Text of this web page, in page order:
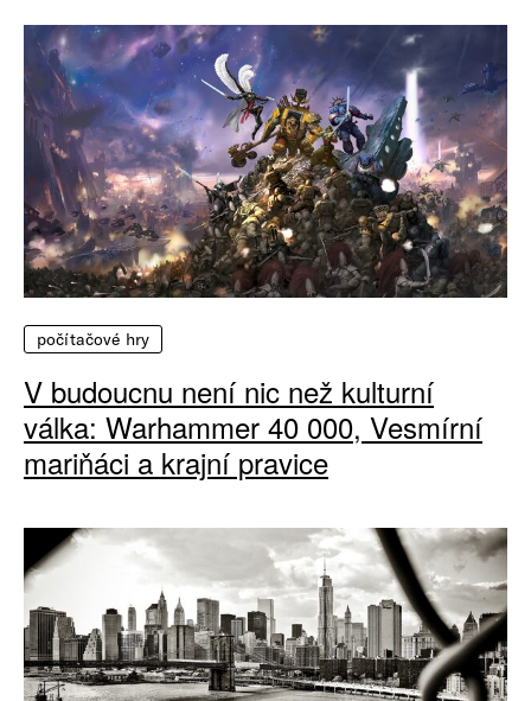
počítačové hry
V budoucnu není nic než kulturní
válka: Warhammer 40 000, Vesmírní
mariňáci a krajní pravice